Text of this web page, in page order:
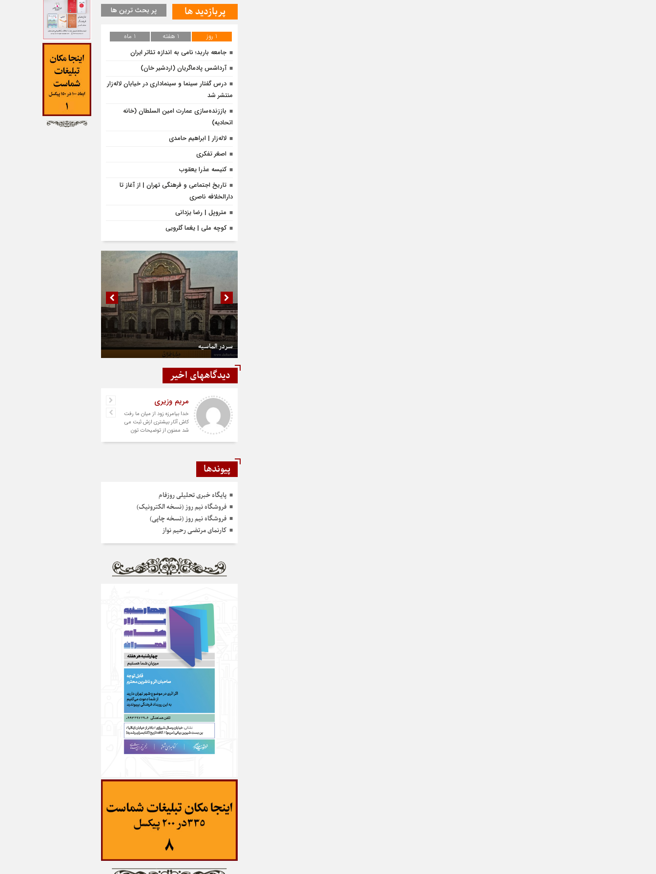
پربازدید ها پر بحث ترین ها
1 روز 1 هفته
1 ماه
جامعه باربد؛ نامی به اندازه تئاتر ایران
آرداشس پادماگریان (اردشیر خان)
درس گفتار سینما و سینماداری در خیابان لاله‌زار
منتشر شد
باززنده‌سازی عمارت امین السلطان (خانه
اتحادیه)
لاله‌زار | ابراهیم حامدی
اصغر تفکری
کنیسه عذرا یعقوب
تاریخ اجتماعی و فرهنگی تهران | از آغاز تا
دارالخلافه ناصری
متروپل | رضا یزدانی
کوچه ملی | یغما گلرویی
سردر الماسیه
دیدگاههای اخیر
مریم وزیری
خدا بیامرزه زود از میان ما رفت
کاش آثار بیشتری ازش ثبت می
شد ممنون از توضیحات تون
پیوندها
پایگاه خبری تحلیلی روزفام
فروشگاه نیم روز (نسخه الکترونیک)
فروشگاه نیم روز (نسخه چاپی)
کارنمای مرتضی رحیم نواز